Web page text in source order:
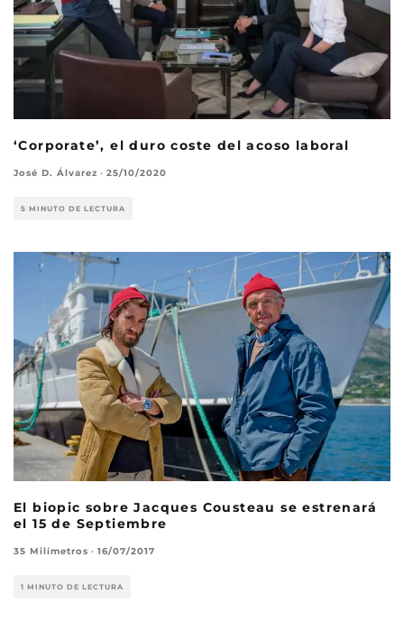
‘Corporate’, el duro coste del acoso laboral
José D. Álvarez · 25/10/2020
5 MINUTO DE LECTURA
El biopic sobre Jacques Cousteau se estrenará
el 15 de Septiembre
35 Milímetros · 16/07/2017
1 MINUTO DE LECTURA